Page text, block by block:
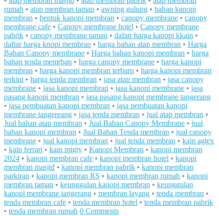
rumah • atap membran taman • awning gulung • bahan kanopi
membran • bentuk kanopi membran • canopy membrane • canopy
membrane cafe • Canopy membrane hotel • Canopy membrane
pabrik • canopy membrane taman • dafatr harga kanopi kkain •
daftar harga knopi membran • harga bahan atap membran • Harga
Bahan Canopy membrane • Harga bahan kanopi membran • harga
bahan tenda memrban • harga canopy membrane • harga kanopi
membran • harga kanopi membran terbaru • harga kanopi membran
terkini • harga tenda membran • jasa atap membran • jasa canopy
membrane • jasa kanopi membran • jasa kanopi membrane • jasa
pasang kanopi membran • jasa pasang kanopi membrane tangerang
• jasa pembuatan kanopi membran • jasa pembuatan kanopi
membrane tangereang • jasa tenda membran • jual atap membran •
Jual bahan atap membran • Jual Bahan Canopy Membrane • jual
bahan kanopi membran • Jual Bahan Tenda membran • jual canopy
membrane • jual kanopi membran • jual tenda membran • kain agtex
• kain ferrari • kain migty • Kanopi Membran • kanopi membran
2024 • kanopi membran cafe • kanopi membran hotel • kanopi
membran masjid • kanopi membran pabrik • kanopi membran
parkiran • kanopi membran RS • kanopi membran rumah • kanopi
membran taman • keunggulan kanopi membran • keunggulan
kanopi membrane tangerang • membran layang • tenda membran •
tenda membran cafe • tenda membran hotel • tenda membran pabrik
• tenda membran rumah 0 Comments